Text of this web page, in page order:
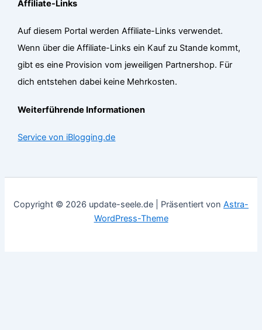
Affiliate-Links
Auf diesem Portal werden Affiliate-Links verwendet.
Wenn über die Affiliate-Links ein Kauf zu Stande kommt,
gibt es eine Provision vom jeweiligen Partnershop. Für
dich entstehen dabei keine Mehrkosten.
Weiterführende Informationen
Service von iBlogging.de
Copyright © 2026 update-seele.de | Präsentiert von Astra-
WordPress-Theme